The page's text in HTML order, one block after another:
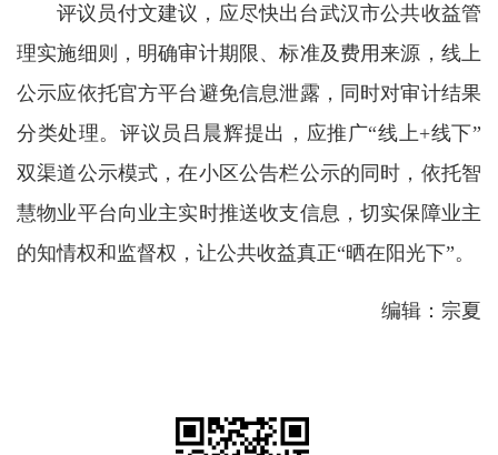
评议员付文建议，应尽快出台武汉市公共收益管
理实施细则，明确审计期限、标准及费用来源，线上
公示应依托官方平台避免信息泄露，同时对审计结果
分类处理。评议员吕晨辉提出，应推广“线上+线下”
双渠道公示模式，在小区公告栏公示的同时，依托智
慧物业平台向业主实时推送收支信息，切实保障业主
的知情权和监督权，让公共收益真正“晒在阳光下”。
编辑：宗夏